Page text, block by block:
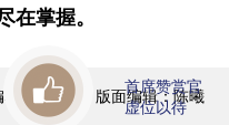
在掌握。
辑：曹文姣 | 版面编辑：陈曦
首席赞赏官
虚位以待